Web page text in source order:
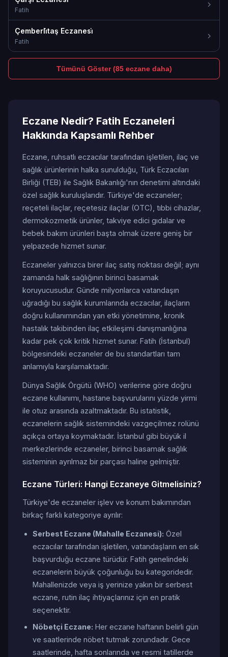
Fatih
Çemberli̇taş Eczanesi̇
Fatih
Tümünü Göster (85 eczane daha)
Eczane Nedir? Fatih Eczaneleri
Hakkında Kapsamlı Rehber
Eczane, ruhsatlı eczacılar tarafından işletilen, ilaç ve
sağlık ürünlerinin halka sunulduğu, Türk Eczacıları
Birliği (TEB) ile Sağlık Bakanlığı'nın denetimi altındaki
özel sağlık kuruluşlarıdır. Türkiye'de eczaneler;
reçeteli ilaçlar, reçetesiz ilaçlar (OTC), tıbbi cihazlar,
dermokozmetik ürünler, takviye edici gıdalar ve
bebek bakım ürünleri başta olmak üzere geniş bir
yelpazede hizmet sunar.
Eczaneler yalnızca birer ilaç satış noktası değil; aynı
zamanda halk sağlığının birinci basamak
koruyucusudur. Günde milyonlarca vatandaşın
uğradığı bu sağlık kurumlarında eczacılar, ilaçların
doğru kullanımından yan etki yönetimine, kronik
hastalık takibinden ilaç etkileşimi danışmanlığına
kadar pek çok kritik hizmet sunar. Fatih (İstanbul)
bölgesindeki eczaneler de bu standartları tam
anlamıyla karşılamaktadır.
Dünya Sağlık Örgütü (WHO) verilerine göre doğru
eczane kullanımı, hastane başvurularını yüzde yirmi
ile otuz arasında azaltmaktadır. Bu istatistik,
eczanelerin sağlık sistemindeki vazgeçilmez rolünü
açıkça ortaya koymaktadır. İstanbul gibi büyük il
merkezlerinde eczaneler, birinci basamak sağlık
sisteminin ayrılmaz bir parçası haline gelmiştir.
Eczane Türleri: Hangi Eczaneye Gitmelisiniz?
Türkiye'de eczaneler işlev ve konum bakımından
birkaç farklı kategoriye ayrılır:
Serbest Eczane (Mahalle Eczanesi): Özel
eczacılar tarafından işletilen, vatandaşların en sık
başvurduğu eczane türüdür. Fatih genelindeki
eczanelerin büyük çoğunluğu bu kategoridedir.
Mahallenizde veya iş yerinize yakın bir serbest
eczane, rutin ilaç ihtiyaçlarınız için en pratik
seçenektir.
Nöbetçi Eczane: Her eczane haftanın belirli gün
ve saatlerinde nöbet tutmak zorundadır. Gece
saatlerinde, hafta sonlarında ve resmi tatillerde